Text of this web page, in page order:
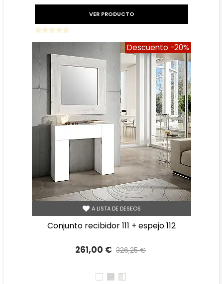
VER PRODUCTO
Descuento -20%
A LISTA DE DESEOS
conjunto recibidor 111 + espejo 112
261,00 € 326,25 €
BLANCO
TIBETTIBET